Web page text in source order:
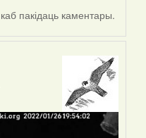
каб пакідаць каментары.